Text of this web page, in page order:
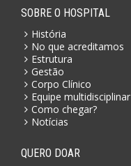
SOBRE O HOSPITAL
História
No que acreditamos
Estrutura
Gestão
Corpo Clínico
Equipe multidisciplinar
Como chegar?
Notícias
QUERO DOAR